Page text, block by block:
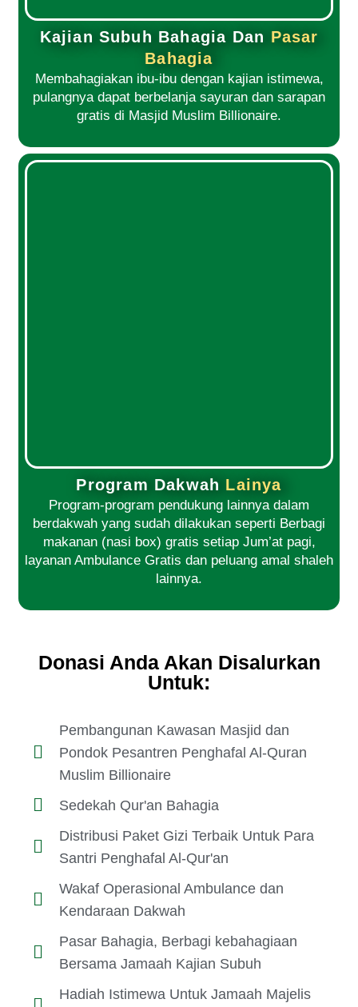
Kajian Subuh Bahagia Dan Pasar
Bahagia
Membahagiakan ibu-ibu dengan kajian istimewa,
pulangnya dapat berbelanja sayuran dan sarapan
gratis di Masjid Muslim Billionaire.
Program Dakwah Lainya
Program-program pendukung lainnya dalam
berdakwah yang sudah dilakukan seperti Berbagi
makanan (nasi box) gratis setiap Jum’at pagi,
layanan Ambulance Gratis dan peluang amal shaleh
lainnya.
Donasi Anda Akan Disalurkan
Untuk:
Pembangunan Kawasan Masjid dan
Pondok Pesantren Penghafal Al-Quran
Muslim Billionaire
Sedekah Qur'an Bahagia
Distribusi Paket Gizi Terbaik Untuk Para
Santri Penghafal Al-Qur'an
Wakaf Operasional Ambulance dan
Kendaraan Dakwah
Pasar Bahagia, Berbagi kebahagiaan
Bersama Jamaah Kajian Subuh
Hadiah Istimewa Untuk Jamaah Majelis